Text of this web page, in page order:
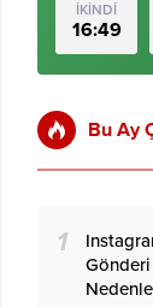
İKİNDİ
16:49
Bu Ay
1
Gönderi